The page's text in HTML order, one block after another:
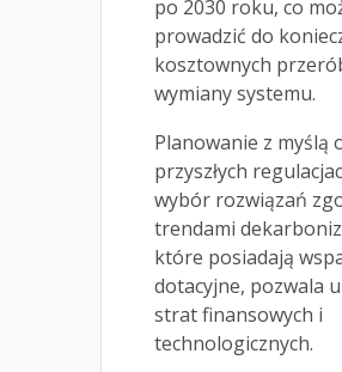
po 2030 roku, co
prowadzić do
kosztownych
wymiany systemu.
Planowanie z myślą
przyszłych
wybór rozwiązań
trendami
które posiadają
dotacyjne, pozwala
strat finansowych i
technologicznych.